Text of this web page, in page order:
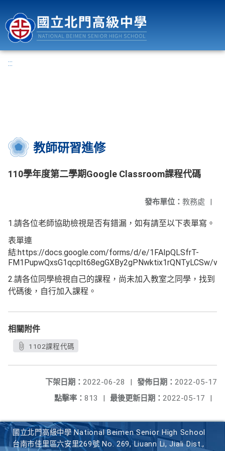
:::
教師研習進修
110學年度第二學期Google Classroom課程代碼
發布單位： 教務處 |
1.請各位老師協助檢視是否有錯漏，如有請至以下表單寫。
表單連
結:https://docs.google.com/forms/d/e/1FAIpQLSfrT-
FM1PupwQxsG1qcplt68egGXBy2gPNwktix1rQNTyLCSw/
2.請各位同學檢視自己的課程，尚未加入教室之同學，找到
代碼後，自行加入課程。
相關附件
1102課程代碼
發佈日期： 2022-05-17
下架日期： 2022-06-28
|
最後更新日期： 2022-05-17 |
點擊率： 813 |
國立北門高級中學 National Beimen Senior High School
台南市佳里區六安里269號 No. 269, Liuann Li, Jiali Dist.,